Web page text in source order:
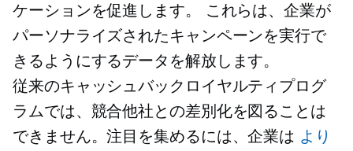
ケーションを促進します。 これらは、企業が
パーソナライズされたキャンペーンを実行で
きるようにするデータを解放します。
従来のキャッシュバックロイヤルティプログ
ラムでは、競合他社との差別化を図ることは
できません。注目を集めるには、企業は より